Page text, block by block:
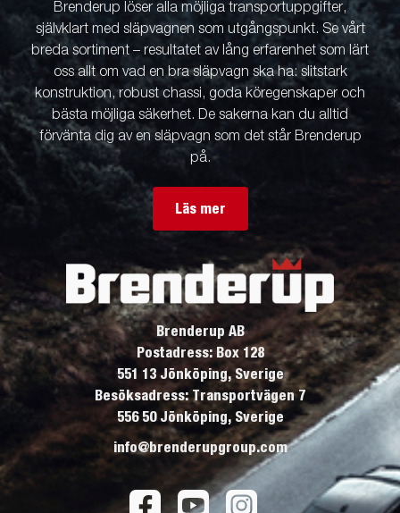
Brenderup löser alla möjliga transportuppgifter,
självklart med släpvagnen som utgångspunkt. Se vårt
breda sortiment – resultatet av lång erfarenhet som lärt
oss allt om vad en bra släpvagn ska ha: slitstark
konstruktion, robust chassi, goda köregenskaper och
bästa möjliga säkerhet. De sakerna kan du alltid
förvänta dig av en släpvagn som det står Brenderup
på.
Läs mer
Brenderup AB
Postadress: Box 128
551 13 Jönköping, Sverige
Besöksadress: Transportvägen 7
556 50 Jönköping, Sverige
info@brenderupgroup.com